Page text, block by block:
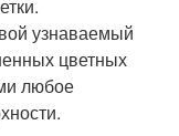
узнаваемый
цветных
любое